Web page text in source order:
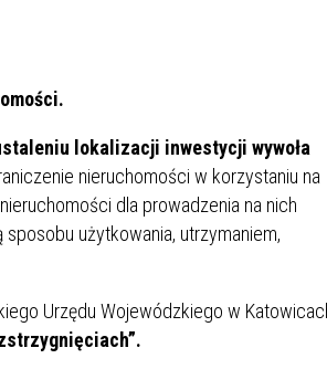
lokalizacji inwestycji wywoła
nieruchomości w korzystaniu na
dla prowadzenia na nich
użytkowania, utrzymaniem,
Urzędu Wojewódzkiego w